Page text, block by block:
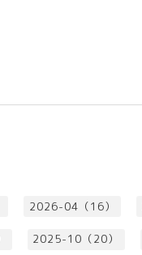
2026-04（16）
2025-10（20）